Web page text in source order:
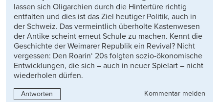
lassen sich Oligarchien durch die Hintertüre richtig
entfalten und dies ist das Ziel heutiger Politik, auch in
der Schweiz. Das vermeintlich überholte Kastenwesen
der Antike scheint erneut Schule zu machen. Kennt die
Geschichte der Weimarer Republik ein Revival? Nicht
vergessen: Den Roarin‘ 20s folgten sozio-ökonomische
Entwicklungen, die sich – auch in neuer Spielart – nicht
wiederholen dürfen.
Antworten
Kommentar melden